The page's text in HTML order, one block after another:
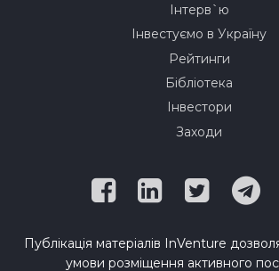
Інтерв`ю
Інвестуємо в Україну
Рейтинги
Бібліотека
Інвестори
Заходи
Публікація матеріалів InVenture
умови розміщення активного